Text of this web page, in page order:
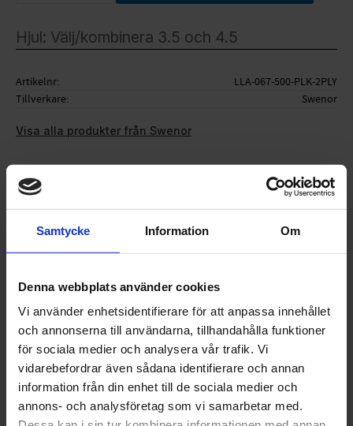
Samtycke Information Om
Denna webbplats använder cookies
Vi använder enhetsidentifierare för att anpassa innehållet
och annonserna till användarna, tillhandahålla funktioner
för sociala medier och analysera vår trafik. Vi
vidarebefordrar även sådana identifierare och annan
information från din enhet till de sociala medier och
annons- och analysföretag som vi samarbetar med.
Artikelnr
LLA-067-500-PLK-2PLY
Tillverkare
Swenor
Visa alla produkter från Swenor
Swenors lite längre modell men med 2PLY hjul. Välj
vill.
OMDÖMEN
Du